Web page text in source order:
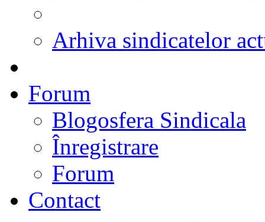
Arhiva sindicatelor
Forum
Blogosfera Sindicala
Înregistrare
Forum
Contact